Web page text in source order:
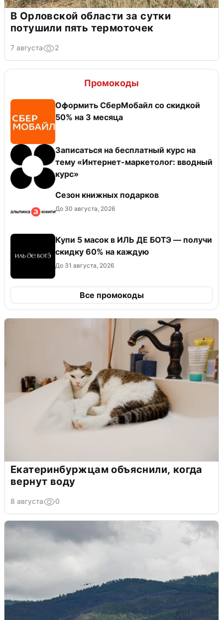
В Орловской области за сутки
потушили пять термоточек
7 августа 2
Промокоды
Оформить СберМобайл со скидкой
50% на 3 месяца
Записаться на бесплатный курс на
тему «Интернет-маркетолог: вводный
курс»
Сезон книжных подарков
До 30 августа, 2026
Купи 5 масок в ИЛЬ ДЕ БОТЭ — получи
скидку 60% на каждую
До 31 августа, 2026
Все промокоды
Екатеринбуржцам объяснили, когда
вернут воду
8 августа 0